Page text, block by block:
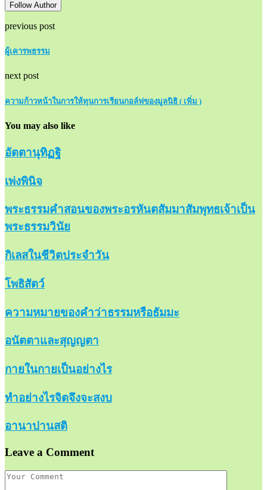
Follow Author
previous post
ผู้เคารพธรรม
next post
ความก้าวหน้าในการให้ทุนการเรียนกอล์ฟของมูลนิธิ ( เพิ่ม )
You may also like
อัตตานุทิฏฐิ
เพ่งพินิจ
พระธรรมคำสอนของพระอรหันตสัมมาสัมพุทธเจ้าเป็น
พระธรรมวินัย
กิเลสในชีวิตประจำวัน
โพธิสัตว์
ความหมายของคำว่าธรรมหรือธัมมะ
อนัตตาและสุญญตา
กายในกายเป็นอย่างไร
ทำอย่างไรจิตจึงจะสงบ
อานาปานสติ
Leave a Comment